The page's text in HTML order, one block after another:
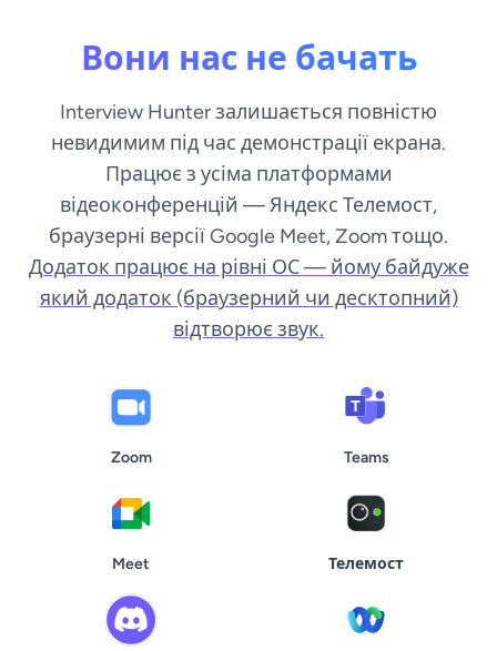
Вони нас не бачать
Interview Hunter залишається повністю
невидимим під час демонстрації екрана.
Працює з усіма платформами
відеоконференцій — Яндекс Телемост,
браузерні версії Google Meet, Zoom тощо.
Додаток працює на рівні ОС — йому байдуже
який додаток (браузерний чи десктопний)
відтворює звук.
Zoom Teams
Meet Телемост